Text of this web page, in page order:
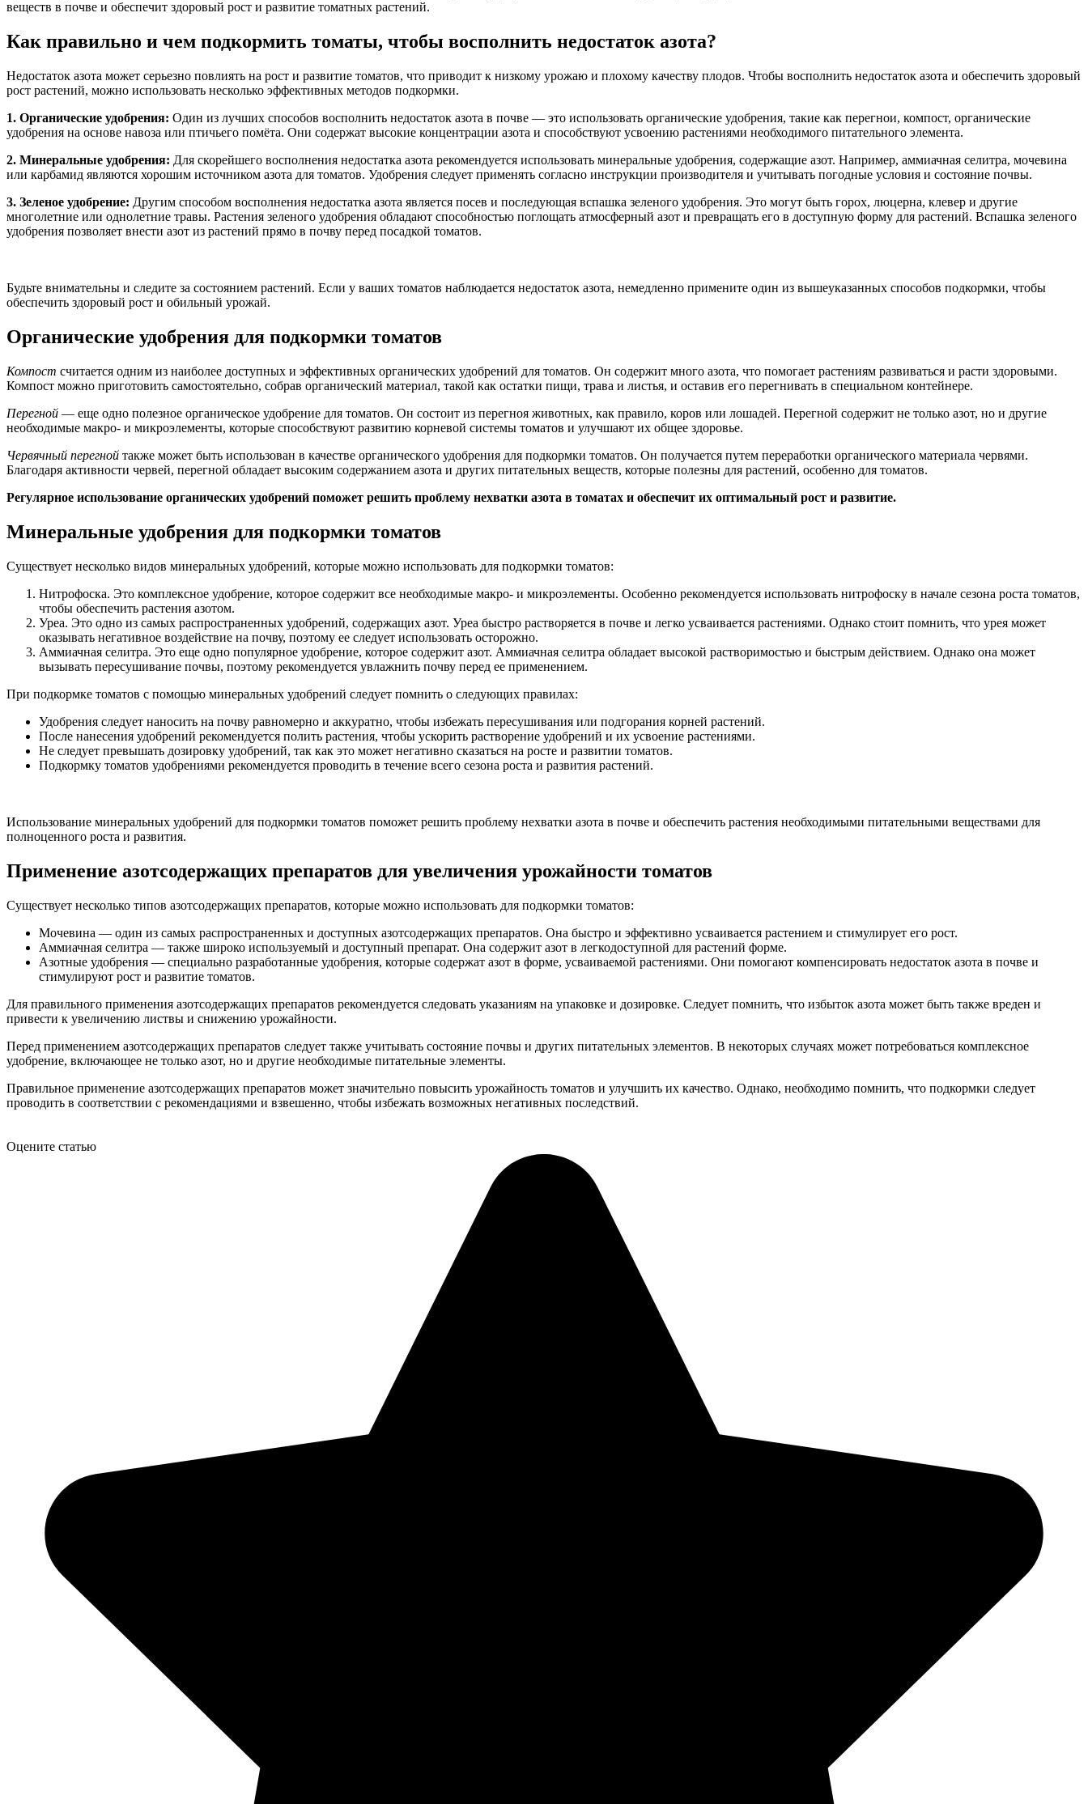
веществ в почве и обеспечит здоровый рост и развитие томатных растений.
Как правильно и чем подкормить томаты, чтобы восполнить недостаток азота?
Недостаток азота может серьезно повлиять на рост и развитие томатов, что приводит к низкому урожаю и плохому качеству плодов. Чтобы восполнить недостаток азота и обеспечить здоровый
рост растений, можно использовать несколько эффективных методов подкормки.
1. Органические удобрения: Один из лучших способов восполнить недостаток азота в почве — это использовать органические удобрения, такие как перегнои, компост, органические
удобрения на основе навоза или птичьего помёта. Они содержат высокие концентрации азота и способствуют усвоению растениями необходимого питательного элемента.
2. Минеральные удобрения: Для скорейшего восполнения недостатка азота рекомендуется использовать минеральные удобрения, содержащие азот. Например, аммиачная селитра, мочевина
или карбамид являются хорошим источником азота для томатов. Удобрения следует применять согласно инструкции производителя и учитывать погодные условия и состояние почвы.
3. Зеленое удобрение: Другим способом восполнения недостатка азота является посев и последующая вспашка зеленого удобрения. Это могут быть горох, люцерна, клевер и другие
многолетние или однолетние травы. Растения зеленого удобрения обладают способностью поглощать атмосферный азот и превращать его в доступную форму для растений. Вспашка зеленого
удобрения позволяет внести азот из растений прямо в почву перед посадкой томатов.
Будьте внимательны и следите за состоянием растений. Если у ваших томатов наблюдается недостаток азота, немедленно примените один из вышеуказанных способов подкормки, чтобы
обеспечить здоровый рост и обильный урожай.
Органические удобрения для подкормки томатов
Компост считается одним из наиболее доступных и эффективных органических удобрений для томатов. Он содержит много азота, что помогает растениям развиваться и расти здоровыми.
Компост можно приготовить самостоятельно, собрав органический материал, такой как остатки пищи, трава и листья, и оставив его перегнивать в специальном контейнере.
Перегной — еще одно полезное органическое удобрение для томатов. Он состоит из перегноя животных, как правило, коров или лошадей. Перегной содержит не только азот, но и другие
необходимые макро- и микроэлементы, которые способствуют развитию корневой системы томатов и улучшают их общее здоровье.
Червячный перегной также может быть использован в качестве органического удобрения для подкормки томатов. Он получается путем переработки органического материала червями.
Благодаря активности червей, перегной обладает высоким содержанием азота и других питательных веществ, которые полезны для растений, особенно для томатов.
Регулярное использование органических удобрений поможет решить проблему нехватки азота в томатах и обеспечит их оптимальный рост и развитие.
Минеральные удобрения для подкормки томатов
Существует несколько видов минеральных удобрений, которые можно использовать для подкормки томатов:
Нитрофоска. Это комплексное удобрение, которое содержит все необходимые макро- и микроэлементы. Особенно рекомендуется использовать нитрофоску в начале сезона роста томатов,
чтобы обеспечить растения азотом.
Уреа. Это одно из самых распространенных удобрений, содержащих азот. Уреа быстро растворяется в почве и легко усваивается растениями. Однако стоит помнить, что урея может
оказывать негативное воздействие на почву, поэтому ее следует использовать осторожно.
Аммиачная селитра. Это еще одно популярное удобрение, которое содержит азот. Аммиачная селитра обладает высокой растворимостью и быстрым действием. Однако она может
вызывать пересушивание почвы, поэтому рекомендуется увлажнить почву перед ее применением.
При подкормке томатов с помощью минеральных удобрений следует помнить о следующих правилах:
Удобрения следует наносить на почву равномерно и аккуратно, чтобы избежать пересушивания или подгорания корней растений.
После нанесения удобрений рекомендуется полить растения, чтобы ускорить растворение удобрений и их усвоение растениями.
Не следует превышать дозировку удобрений, так как это может негативно сказаться на росте и развитии томатов.
Подкормку томатов удобрениями рекомендуется проводить в течение всего сезона роста и развития растений.
Использование минеральных удобрений для подкормки томатов поможет решить проблему нехватки азота в почве и обеспечить растения необходимыми питательными веществами для
полноценного роста и развития.
Применение азотсодержащих препаратов для увеличения урожайности томатов
Существует несколько типов азотсодержащих препаратов, которые можно использовать для подкормки томатов:
Мочевина — один из самых распространенных и доступных азотсодержащих препаратов. Она быстро и эффективно усваивается растением и стимулирует его рост.
Аммиачная селитра — также широко используемый и доступный препарат. Она содержит азот в легкодоступной для растений форме.
Азотные удобрения — специально разработанные удобрения, которые содержат азот в форме, усваиваемой растениями. Они помогают компенсировать недостаток азота в почве и
стимулируют рост и развитие томатов.
Для правильного применения азотсодержащих препаратов рекомендуется следовать указаниям на упаковке и дозировке. Следует помнить, что избыток азота может быть также вреден и
привести к увеличению листвы и снижению урожайности.
Перед применением азотсодержащих препаратов следует также учитывать состояние почвы и других питательных элементов. В некоторых случаях может потребоваться комплексное
удобрение, включающее не только азот, но и другие необходимые питательные элементы.
Правильное применение азотсодержащих препаратов может значительно повысить урожайность томатов и улучшить их качество. Однако, необходимо помнить, что подкормки следует
проводить в соответствии с рекомендациями и взвешенно, чтобы избежать возможных негативных последствий.
Оцените статью